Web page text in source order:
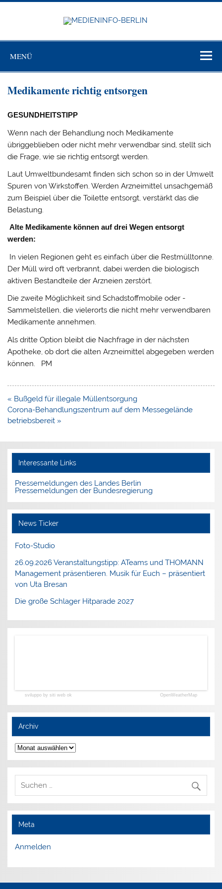
Zum
MENÜ
Medikamente richtig entsorgen
GESUNDHEITSTIPP
Wenn nach der Behandlung noch Medikamen­te
übriggeblieben oder nicht mehr verwend­bar sind, stellt sich
die Frage, wie sie richtig entsorgt werden.
Laut Umweltbundesamt finden sich schon so in der Umwelt
Spuren von Wirkstoffen. Werden Arzneimittel unsachge­mäß
zum Beispiel über die Toilette entsorgt, verstärkt das die
Belastung.
Alte Medikamen­te können auf drei Wegen entsorgt
werden:
In vielen Regionen geht es einfach über die Rest­mülltonne.
Der Müll wird oft verbrannt, dabei werden die biologisch
aktiven Bestandteile der Arzneien zerstört.
Die zweite Möglichkeit sind Schadstoffmobile oder -
Sammelstellen, die vielerorts die nicht mehr verwendbaren
Medi­kamente annehmen.
Als dritte Option bleibt die Nachfrage in der nächsten
Apotheke, ob dort die alten Arzneimittel abgegeben werden
können. PM
Beitragsnavigation
« Bußgeld für illegale Müllentsorgung
Corona-Behandlungszentrum auf dem Messegelände
betriebsbereit »
Interessante Links
Pressemeldungen des Landes Berlin
Pressemeldungen der Bundesregierung
News Ticker
Foto-Studio
26.09.2026 Veranstaltungstipp: ATeams und THOMANN
Management präsentieren. Musik für Euch – präsentiert
von Uta Bresan
Die große Schlager Hitparade 2027
sviluppo by siti web ok OpenWeatherMap
Archiv
Archiv
Meta
Anmelden